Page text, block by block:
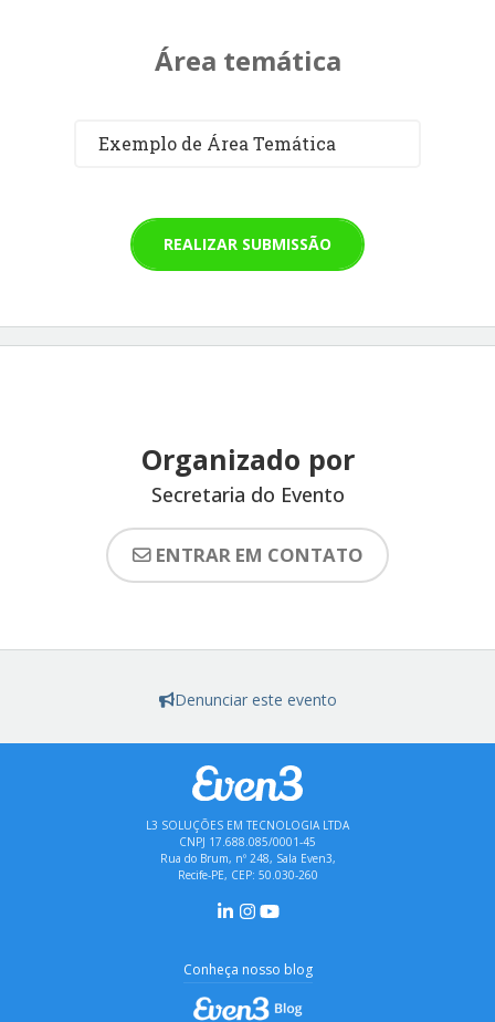
Área temática
Exemplo de Área Temática
REALIZAR SUBMISSÃO
Organizado por
Secretaria do Evento
ENTRAR EM CONTATO
Denunciar este evento
L3 SOLUÇÕES EM TECNOLOGIA LTDA
CNPJ 17.688.085/0001-45
Rua do Brum, nº 248, Sala Even3,
Recife-PE, CEP: 50.030-260
Conheça nosso blog